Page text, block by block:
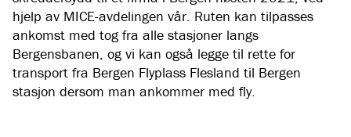
hjelp av MICE-avdelingen vår. Ruten kan tilpasses
ankomst med tog fra alle stasjoner langs
Bergensbanen, og vi kan også legge til rette for
transport fra Bergen Flyplass Flesland til Bergen
stasjon dersom man ankommer med fly.